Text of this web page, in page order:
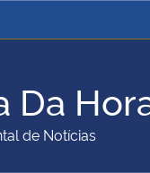
da Justiça e
da Educação
Da
de Notícias